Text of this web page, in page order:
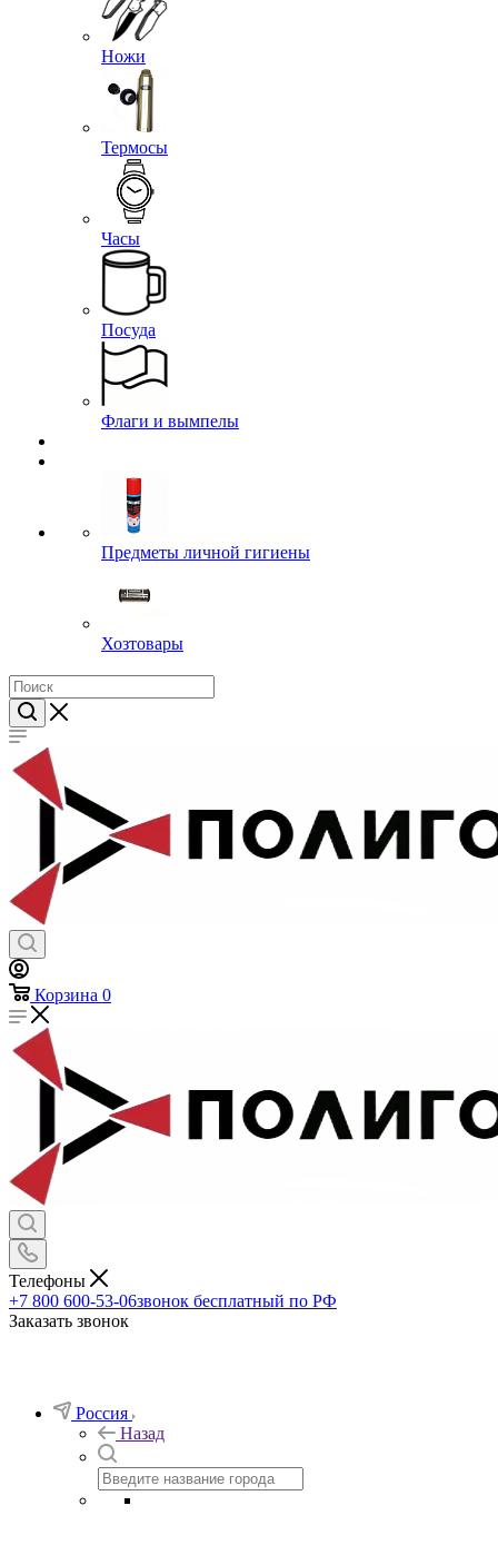
Ножи
Термосы
Часы
Посуда
Флаги и вымпелы
Предметы личной гигиены
Хозтовары
Корзина 0
Телефоны
+7 800 600-53-06звонок бесплатный по РФ
Заказать звонок
Россия
Назад